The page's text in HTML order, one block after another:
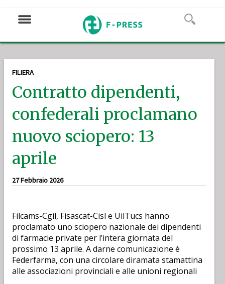
FILIERA
Contratto dipendenti,
confederali proclamano
nuovo sciopero: 13
aprile
27 Febbraio 2026
Filcams-Cgil, Fisascat-Cisl e UilTucs hanno
proclamato uno sciopero nazionale dei dipendenti
di farmacie private per l’intera giornata del
prossimo 13 aprile. A darne comunicazione è
Federfarma, con una circolare diramata stamattina
alle associazioni provinciali e alle unioni regionali